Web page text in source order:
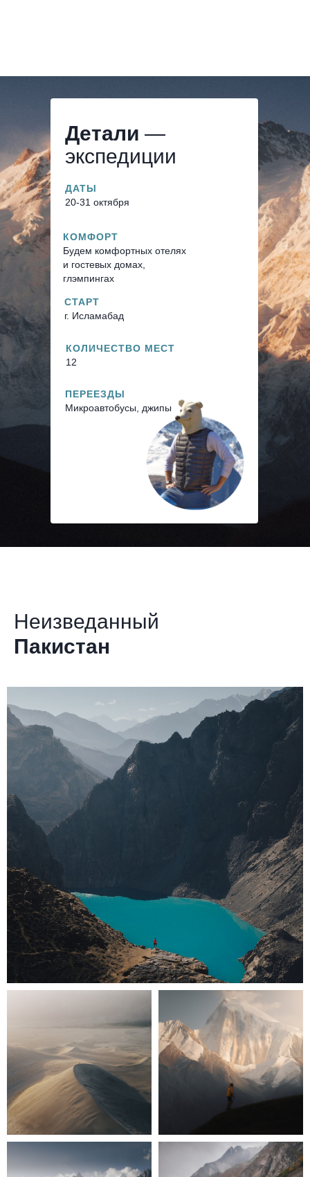
Детали —
экспедиции
ДАТЫ
20-31 октября
ПЕРЕЕЗДЫ
Микроавтобусы, джипы
КОЛИЧЕСТВО МЕСТ
12
КОМФОРТ
Будем комфортных отелях
и гостевых домах,
глэмпингах
СТАРТ
г. Исламабад
Неизведанный
Пакистан